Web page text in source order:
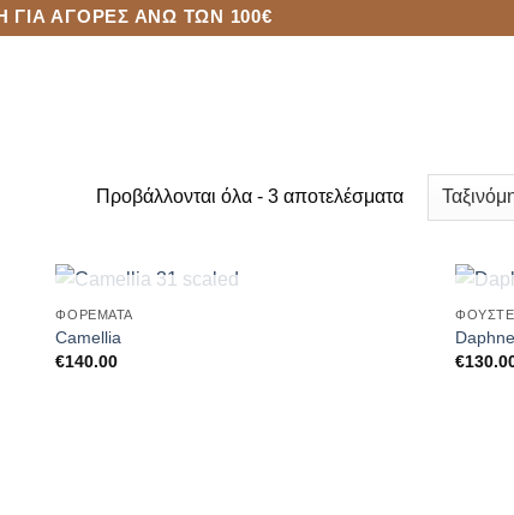
ΑΓΟΡΈΣ ΆΝΩ ΤΩΝ 100€
Προβάλλονται όλα - 3 αποτελέσματαSorted
+
ΦΟΡΈΜΑΤΑ
Camellia
€140.00
+
€